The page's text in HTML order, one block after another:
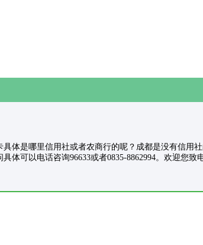
体是哪里信用社或者农商行的呢？成都是没有信用
可以电话咨询96633或者0835-8862994。欢迎您